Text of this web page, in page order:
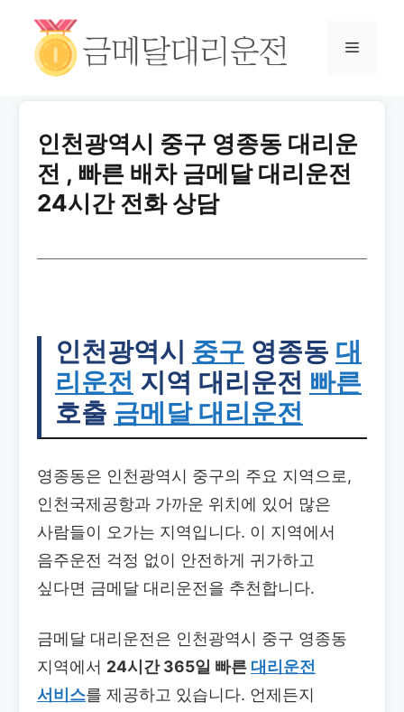
인천광역시 중구 영종동 대리운
전 , 빠른 배차 금메달 대리운전
24시간 전화 상담
인천광역시 중구 영종동 대
리운전 지역 대리운전 빠른
호출 금메달 대리운전
영종동은 인천광역시 중구의 주요 지역으로,
인천국제공항과 가까운 위치에 있어 많은
사람들이 오가는 지역입니다. 이 지역에서
음주운전 걱정 없이 안전하게 귀가하고
싶다면 금메달 대리운전을 추천합니다.
금메달 대리운전은 인천광역시 중구 영종동
지역에서 24시간 365일 빠른 대리운전
서비스를 제공하고 있습니다. 언제든지